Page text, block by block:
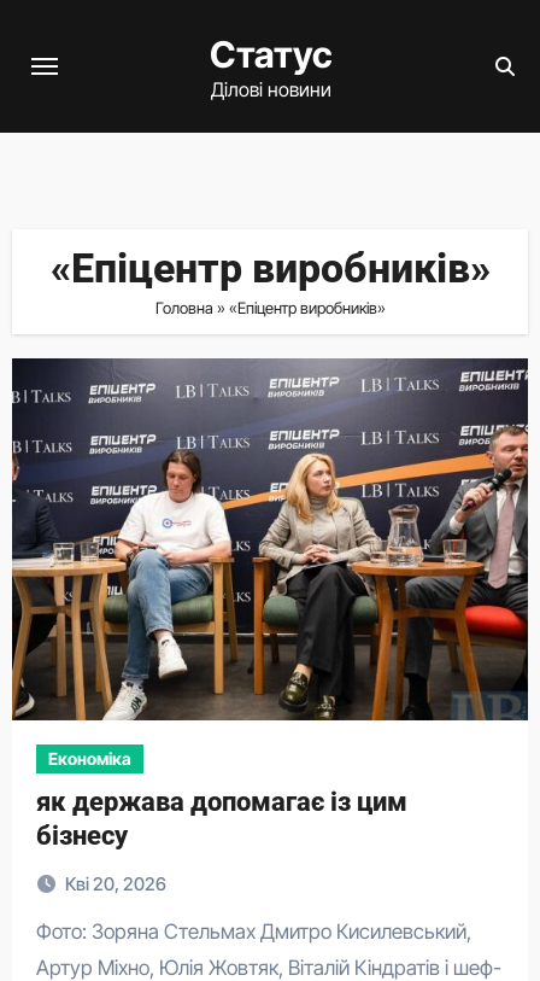
Статус
Ділові новини
«Епіцентр виробників»
Головна » «Епіцентр виробників»
Економіка
як держава допомагає із цим
бізнесу
Кві 20, 2026
Фото: Зоряна Стельмах Дмитро Кисилевський,
Артур Міхно, Юлія Жовтяк, Віталій Кіндратів і шеф-